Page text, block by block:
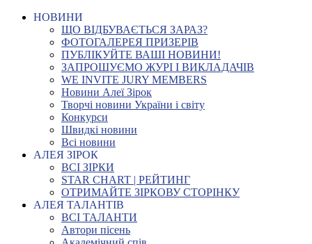
НОВИНИ
ЩО ВІДБУВАЄТЬСЯ ЗАРАЗ?
ФОТОГАЛЕРЕЯ ПРИЗЕРІВ
ПУБЛІКУЙТЕ ВАШІ НОВИНИ!
ЗАПРОШУЄМО ЖУРІ І ВИКЛАДАЧІВ
WE INVITE JURY MEMBERS
Новини Алеї Зірок
Творчі новини України і світу
Конкурси
Швидкі новини
Всі новини
АЛЕЯ ЗІРОК
ВСІ ЗІРКИ
STAR CHART | РЕЙТИНГ
ОТРИМАЙТЕ ЗІРКОВУ СТОРІНКУ
АЛЕЯ ТАЛАНТІВ
ВСІ ТАЛАНТИ
Автори пісень